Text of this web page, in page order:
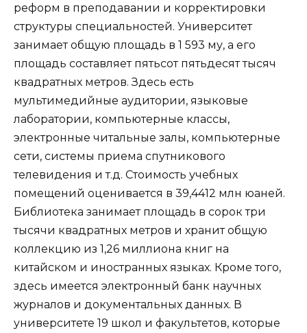
реформ в преподавании и корректировки
структуры специальностей. Университет
занимает общую площадь в 1 593 му, а его
площадь составляет пятьсот пятьдесят тысяч
квадратных метров. Здесь есть
мультимедийные аудитории, языковые
лаборатории, компьютерные классы,
электронные читальные залы, компьютерные
сети, системы приема спутникового
телевидения и т.д. Стоимость учебных
помещений оценивается в 39,4412 млн юаней.
Библиотека занимает площадь в сорок три
тысячи квадратных метров и хранит общую
коллекцию из 1,26 миллиона книг на
китайском и иностранных языках. Кроме того,
здесь имеется электронный банк научных
журналов и документальных данных. В
университете 19 школ и факультетов, которые